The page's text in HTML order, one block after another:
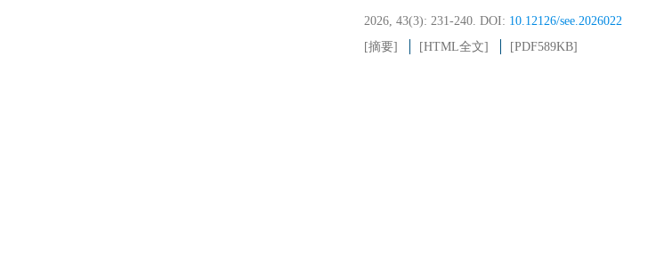
2026, 43(3): 231-240. DOI: 10.12126/see.2026022
[摘要]
[HTML全文] [PDF589KB]